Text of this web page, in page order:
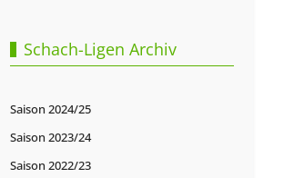
Schach-Ligen Archiv
Saison 2024/25
Saison 2023/24
Saison 2022/23